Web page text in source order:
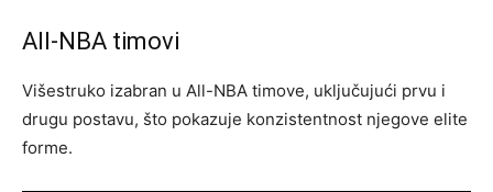
All-NBA timovi
Višestruko izabran u All-NBA timove, uključujući prvu i
drugu postavu, što pokazuje konzistentnost njegove elite
forme.